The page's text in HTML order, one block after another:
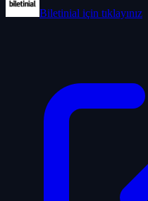
Biletinial için tıklayınız